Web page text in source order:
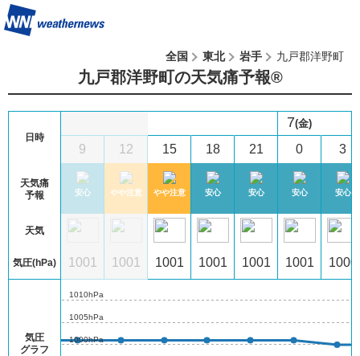
全国 東北 岩手 九戸郡洋野町
九戸郡洋野町の天気痛予報®︎
日時
天気痛
予報
天気
気圧(hPa)
気圧
グラフ
安心
1001
9
安心
1001
12
やや注意
1001
15
やや注意
1001
18
安心
1001
21
安心
1001
7(金)
0
安心
1001
3
安心
1000
1000hPa
1005hPa
1010hPa